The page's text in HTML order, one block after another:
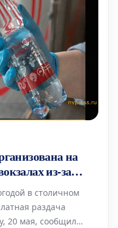
на
из-за
в столичном
раздача
20 мая, сообщил